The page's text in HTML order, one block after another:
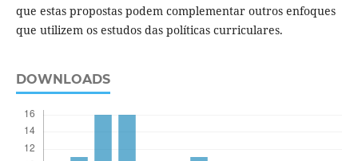
que estas propostas podem complementar outros enfoques
que utilizem os estudos das políticas curriculares.
DOWNLOADS